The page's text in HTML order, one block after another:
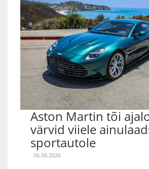
Aston Martin tõi
värvid viiele
sportautole
06.08.2026